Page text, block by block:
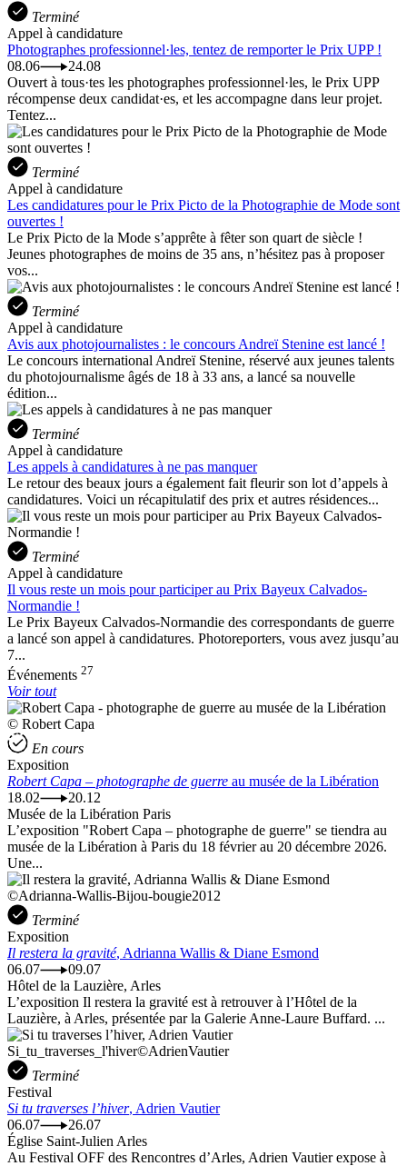
Terminé
Appel à candidature
Photographes professionnel·les, tentez de remporter le Prix UPP !
08.06
24.08
Ouvert à tous·tes les photographes professionnel·les, le Prix UPP
récompense deux candidat·es, et les accompagne dans leur projet.
Tentez...
Terminé
Appel à candidature
Les candidatures pour le Prix Picto de la Photographie de Mode sont
ouvertes !
Le Prix Picto de la Mode s’apprête à fêter son quart de siècle !
Jeunes photographes de moins de 35 ans, n’hésitez pas à proposer
vos...
Terminé
Appel à candidature
Avis aux photojournalistes : le concours Andreï Stenine est lancé !
Le concours international Andreï Stenine, réservé aux jeunes talents
du photojournalisme âgés de 18 à 33 ans, a lancé sa nouvelle
édition...
Terminé
Appel à candidature
Les appels à candidatures à ne pas manquer
Le retour des beaux jours a également fait fleurir son lot d’appels à
candidatures. Voici un récapitulatif des prix et autres résidences...
Terminé
Appel à candidature
Il vous reste un mois pour participer au Prix Bayeux Calvados-
Normandie !
Le Prix Bayeux Calvados-Normandie des correspondants de guerre
a lancé son appel à candidatures. Photoreporters, vous avez jusqu’au
7...
Événements 27
Voir tout
© Robert Capa
En cours
Exposition
Robert Capa – photographe de guerre au musée de la Libération
18.02
20.12
Musée de la Libération Paris
L’exposition "Robert Capa – photographe de guerre" se tiendra au
musée de la Libération à Paris du 18 février au 20 décembre 2026.
Une...
©Adrianna-Wallis-Bijou-bougie2012
Terminé
Exposition
Il restera la gravité, Adrianna Wallis & Diane Esmond
06.07
09.07
Hôtel de la Lauzière, Arles
L’exposition Il restera la gravité est à retrouver à l’Hôtel de la
Lauzière, à Arles, présentée par la Galerie Anne-Laure Buffard. ...
Si_tu_traverses_l'hiver©AdrienVautier
Terminé
Festival
Si tu traverses l’hiver, Adrien Vautier
06.07
26.07
Église Saint-Julien Arles
Au Festival OFF des Rencontres d’Arles, Adrien Vautier expose à